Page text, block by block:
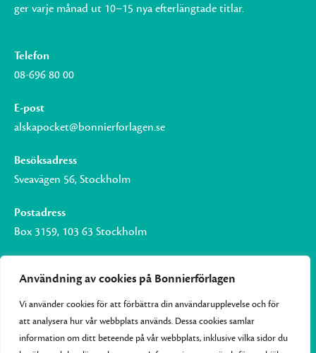
Användning av cookies på Bonnierförlagen
Vi använder cookies för att förbättra din användarupplevelse och för
att analysera hur vår webbplats används. Dessa cookies samlar
information om ditt beteende på vår webbplats, inklusive vilka sidor du
ger varje månad ut 10–15 nya efterlängtade titlar.
Telefon
08-696 80 00
E-post
alskapocket@bonnierforlagen.se
Besöksadress
Sveavägen 56, Stockholm
Postadress
Box 3159, 103 63 Stockholm
Om Bonnierförlagen
Cookies